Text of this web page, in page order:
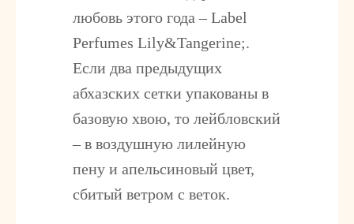
любовь этого года – Label
Perfumes Lily&Tangerine;.
Если два предыдущих
абхазских сетки упакованы в
базовую хвою, то лейбловский
– в воздушную лилейную
пену и апельсиновый цвет,
сбитый ветром с веток.